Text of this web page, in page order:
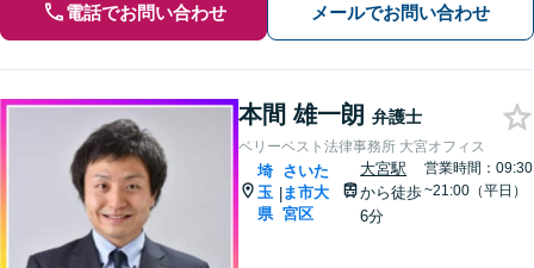
電話でお問い合わせ メールでお問い合わせ
本間 雄一朗 弁護士
ベリーベスト法律事務所 大宮オフィス
埼
玉
県
|
さいた
ま市大
宮区
大宮駅
から徒歩
6分
営業時間：09:30
~21:00（平日）